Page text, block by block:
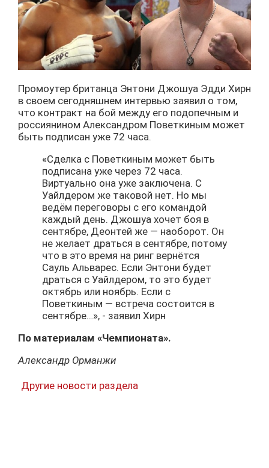
Промоутер британца Энтони Джошуа Эдди Хирн
в своем сегодняшнем интервью заявил о том,
что контракт на бой между его подопечным и
россиянином Александром Поветкиным может
быть подписан уже 72 часа.
«Сделка с Поветкиным может быть
подписана уже через 72 часа.
Виртуально она уже заключена. С
Уайлдером же таковой нет. Но мы
ведём переговоры с его командой
каждый день. Джошуа хочет боя в
сентябре, Деонтей же — наоборот. Он
не желает драться в сентябре, потому
что в это время на ринг вернётся
Сауль Альварес. Если Энтони будет
драться с Уайлдером, то это будет
октябрь или ноябрь. Если с
Поветкиным — встреча состоится в
сентябре…», - заявил Хирн
По материалам «Чемпионата».
Александр Орманжи
Другие новости раздела